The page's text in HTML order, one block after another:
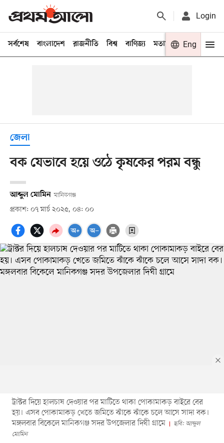
Login
সর্বশেষ বাংলাদেশ রাজনীতি বিশ্ব বাণিজ্য মতামত খেলা
Eng
জেলা
বক যেভাবে হয়ে ওঠে কৃষকের পরম বন্ধু
আব্দুল মোমিন মানিকগঞ্জ
প্রকাশ: ০৭ মার্চ ২০২৫, ০৪: ০০
ট্রাক্টর দিয়ে হালচাষ দেওয়ার পর মাটিতে থাকা পোকামাকড় বাইরে বের
হয়। এসব পোকামাকড় খেতে জমিতে ঝাঁকে ঝাঁকে চলে আসে সাদা বক।
মঙ্গলবার বিকেলে মানিকগঞ্জ সদর উপজেলার দিঘী গ্রামে
ছবি: আব্দুল
মোমিন